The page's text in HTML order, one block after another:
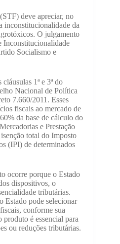
deve apreciar, no
inconstitucionalidade da
O julgamento
Inconstitucionalidade
Socialismo e
1ª e 3ª do
Nacional de Política
7.660/2011. Esses
fiscais ao mercado de
da base de cálculo do
e Prestação
total do Imposto
(IPI) de determinados
ocorre porque o Estado
dispositivos, o
tributárias.
Estado pode selecionar
conforme sua
é essencial para
ou reduções tributárias.